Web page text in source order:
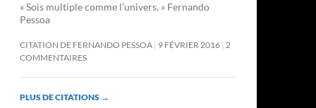
« Sois multiple comme l’univers. » Fernando
Pessoa
CITATION DE FERNANDO PESSOA 9 FÉVRIER 2016 2
COMMENTAIRES
PLUS DE CITATIONS →